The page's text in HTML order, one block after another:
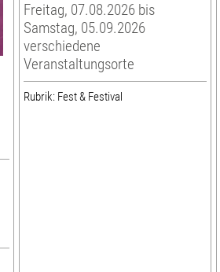
Freitag, 07.08.2026 bis
Samstag, 05.09.2026
verschiedene
Veranstaltungsorte
Rubrik: Fest & Festival